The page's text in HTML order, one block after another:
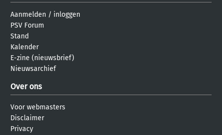
Aanmelden / inloggen
PSV Forum
Stand
Kalender
E-zine (nieuwsbrief)
Nieuwsarchief
Over ons
Voor webmasters
Disclaimer
Privacy